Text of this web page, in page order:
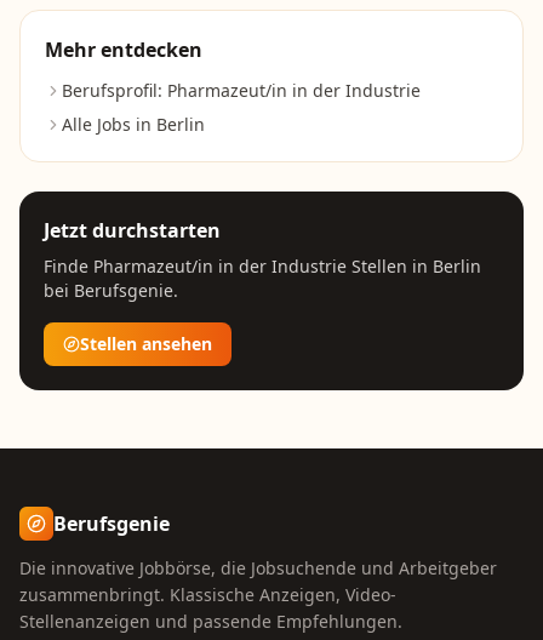
Mehr entdecken
Berufsprofil: Pharmazeut/in in der Industrie
Alle Jobs in Berlin
Jetzt durchstarten
Finde Pharmazeut/in in der Industrie Stellen in Berlin
bei Berufsgenie.
Stellen ansehen
Berufsgenie
Die innovative Jobbörse, die Jobsuchende und Arbeitgeber
zusammenbringt. Klassische Anzeigen, Video-
Stellenanzeigen und passende Empfehlungen.